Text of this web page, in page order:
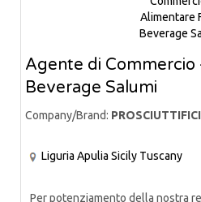
Agente di Commercio
Beverage Salumi
Company/Brand:
Liguria Apulia Sicily Tuscany
Per potenziamento della nostra